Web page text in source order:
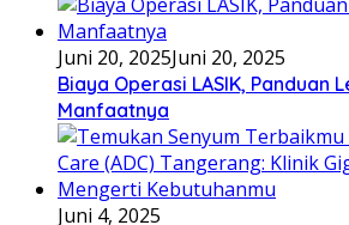
Juni 20, 2025Juni 20, 2025
Biaya Operasi LASIK, Panduan
Manfaatnya
Juni 4, 2025